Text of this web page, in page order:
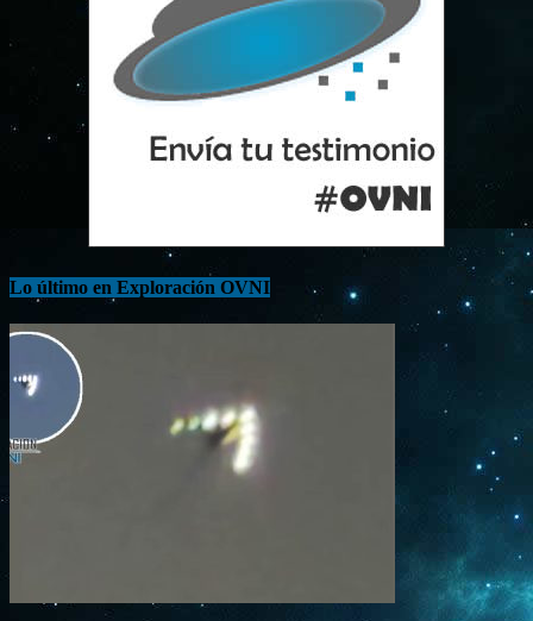
Lo último en Exploración OVNI